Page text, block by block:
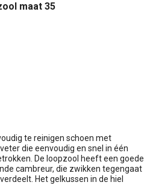
maat 35
te reinigen schoen met
die eenvoudig en snel in één
De loopzool heeft een goede
cambreur, die zwikken tegengaat
Het gelkussen in de hiel